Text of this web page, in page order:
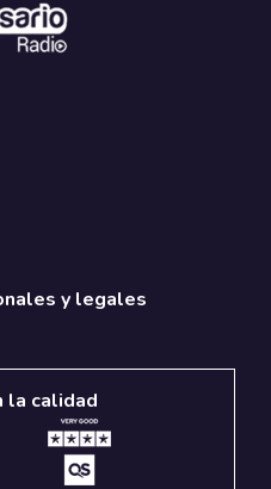
y legales
la calidad